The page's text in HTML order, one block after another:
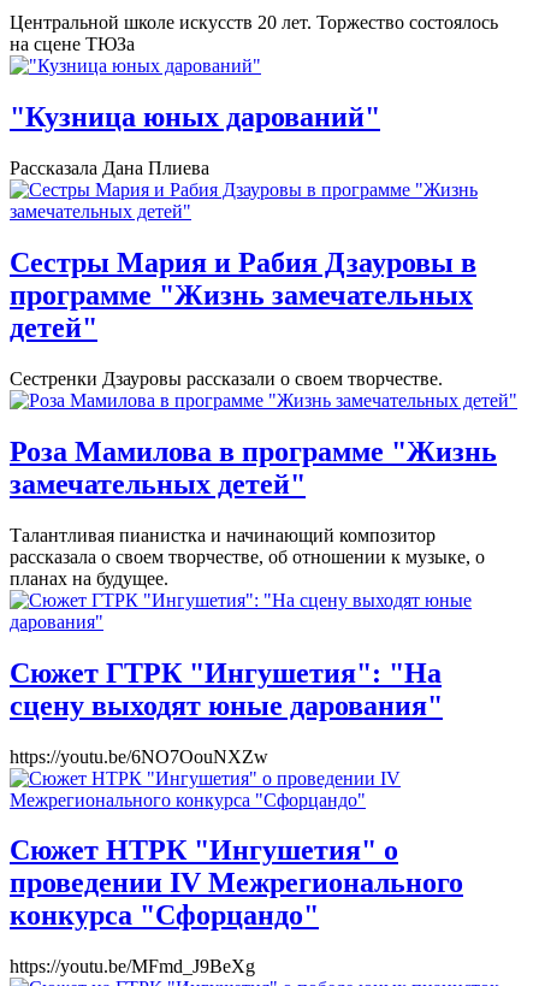
Центральной школе искусств 20 лет. Торжество состоялось
на сцене ТЮЗа
"Кузница юных дарований"
Рассказала Дана Плиева
Сестры Мария и Рабия Дзауровы в
программе "Жизнь замечательных
детей"
Сестренки Дзауровы рассказали о своем творчестве.
Роза Мамилова в программе "Жизнь
замечательных детей"
Талантливая пианистка и начинающий композитор
рассказала о своем творчестве, об отношении к музыке, о
планах на будущее.
Сюжет ГТРК "Ингушетия": "На
сцену выходят юные дарования"
https://youtu.be/6NO7OouNXZw
Сюжет НТРК "Ингушетия" о
проведении IV Межрегионального
конкурса "Сфорцандо"
https://youtu.be/MFmd_J9BeXg